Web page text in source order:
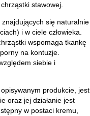
stawowej.
znajdujących się naturalnie
i w ciele człowieka.
wspomaga tkankę
na kontuzje.
siebie i
produkcie, jest
oraz jej działanie jest
w postaci kremu,